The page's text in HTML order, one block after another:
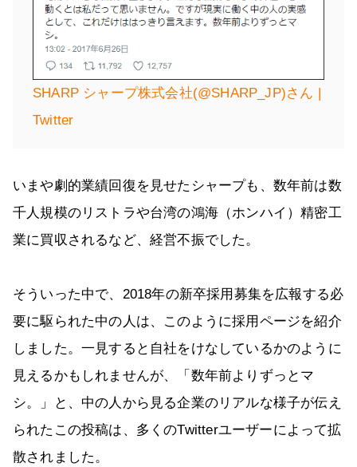
SHARP シャープ株式会社(@SHARP_JP)さん |
Twitter
いまや劇的業績回復を見せたシャープも、数年前は数
千人規模のリストラや台湾の鴻海（ホンハイ）精密工
業に買収されるなど、経営不振でした。
そういった中で、2018年の新卒採用募集を広報する必
要に駆られた中の人は、このように採用ページを紹介
しました。一見すると自社をけなしているかのように
見えるかもしれませんが、「数年前よりずっとマ
シ。」と、中の人から見る企業のリアルな様子が伝え
られたこの投稿は、多くのTwitterユーザーによって拡
散されました。